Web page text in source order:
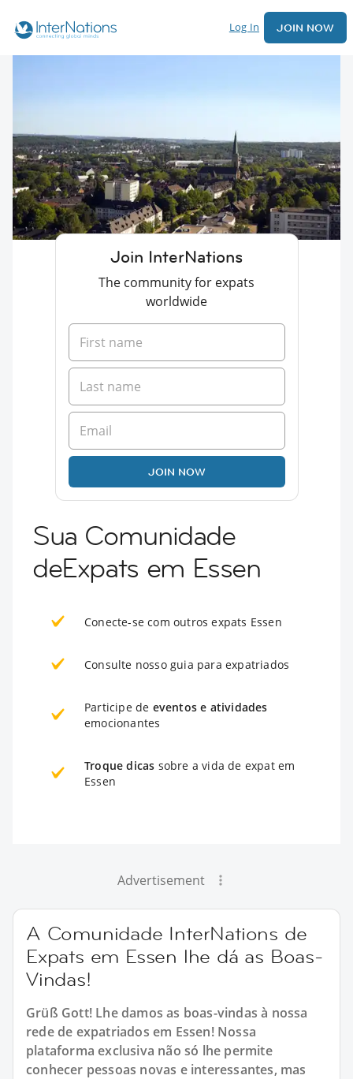
Log In JOIN NOW
Join InterNations
The community for expats
worldwide
JOIN NOW
Sua Comunidade
deExpats em Essen
Conecte-se com outros expats Essen
Consulte nosso guia para expatriados
Participe de eventos e atividades
emocionantes
Troque dicas sobre a vida de expat em
Essen
Advertisement
A Comunidade InterNations de
Expats em Essen lhe dá as Boas-
Vindas!
Grüß Gott! Lhe damos as boas-vindas à nossa
rede de expatriados em Essen! Nossa
plataforma exclusiva não só lhe permite
conhecer pessoas novas e interessantes, mas